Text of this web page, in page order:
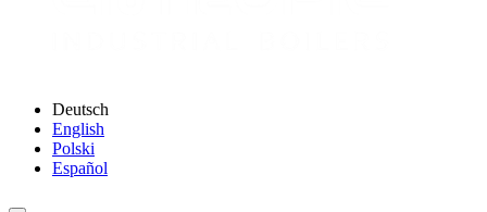
Deutsch
English
Polski
Español